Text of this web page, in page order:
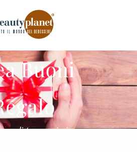
Buoni
di te...ogni giorno